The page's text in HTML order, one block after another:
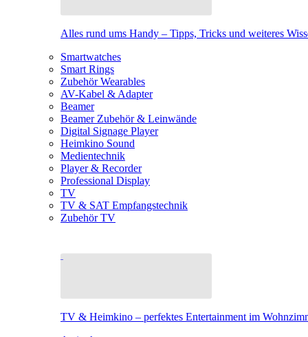
Alles rund ums Handy – Tipps, Tricks und weiteres
Smartwatches
Smart Rings
Zubehör Wearables
AV-Kabel & Adapter
Beamer
Beamer Zubehör & Leinwände
Digital Signage Player
Heimkino Sound
Medientechnik
Player & Recorder
Professional Display
TV
TV & SAT Empfangstechnik
Zubehör TV
TV & Heimkino – perfektes Entertainment im